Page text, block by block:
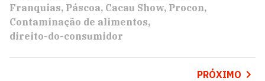
Franquias Páscoa Cacau Show Procon
Contaminação de alimentos
direito-do-consumidor
PRÓXIMO